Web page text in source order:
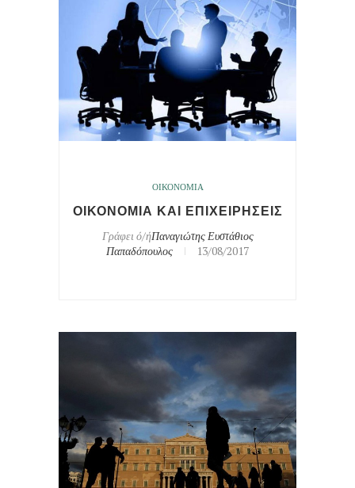
ΟΙΚΟΝΟΜΙΑ
ΟΙΚΟΝΟΜΙΑ ΚΑΙ ΕΠΙΧΕΙΡΗΣΕΙΣ
Γράφει ό/ήΠαναγιώτης Ευστάθιος
Παπαδόπουλος
13/08/2017